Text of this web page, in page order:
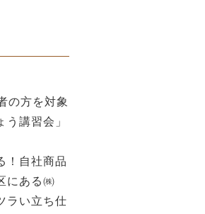
の方を対象
講習会」
！自社商品
にある㈱
ラい立ち仕